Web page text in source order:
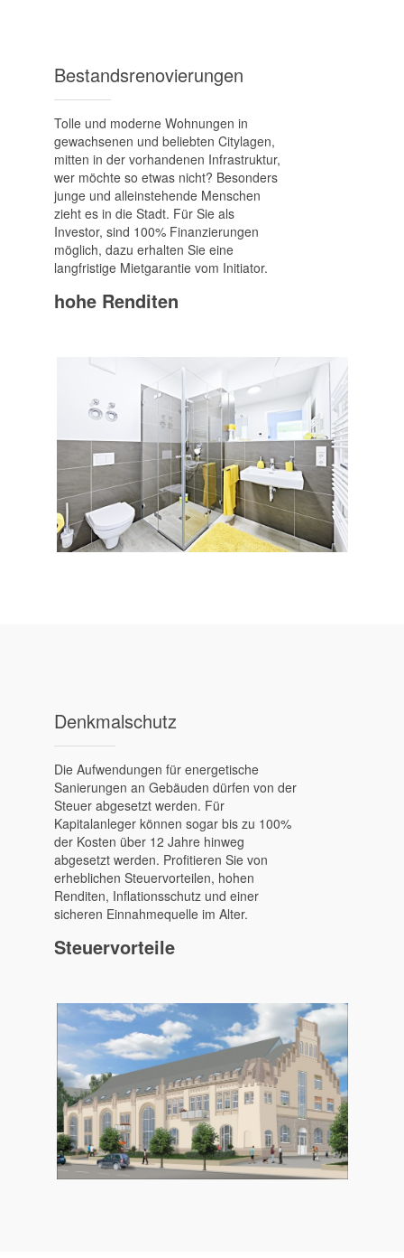
Bestands­renovierungen
Tolle und moderne Wohnungen in
gewachsenen und beliebten Citylagen,
mitten in der vorhandenen Infrastruktur,
wer möchte so etwas nicht? Besonders
junge und alleinstehende Menschen
zieht es in die Stadt. Für Sie als
Investor, sind 100% Finanzierungen
möglich, dazu erhalten Sie eine
langfristige Mietgarantie vom Initiator.
hohe Renditen
Denkmal­schutz
Die Aufwendungen für energetische
Sanierungen an Gebäuden dürfen von der
Steuer abgesetzt werden. Für
Kapitalanleger können sogar bis zu 100%
der Kosten über 12 Jahre hinweg
abgesetzt werden. Profitieren Sie von
erheblichen Steuervorteilen, hohen
Renditen, Inflationsschutz und einer
sicheren Einnahmequelle im Alter.
Steuervorteile